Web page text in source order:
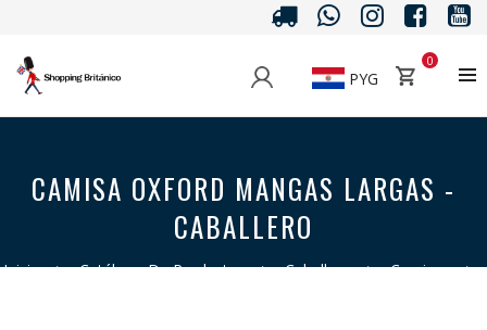
PYG
0
CAMISA OXFORD MANGAS LARGAS -
CABALLERO
Inicio > Catálogo De Productos > Caballero > Camisas
>